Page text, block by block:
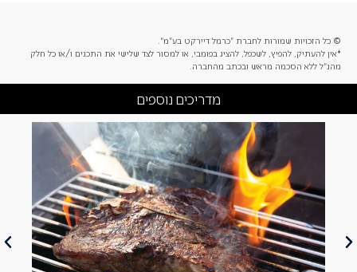
© כל הזכויות שמורות לחברת "כרמל דיירקט בע"מ".
*אין להעתיק, להפיץ, לשכפל, להציג בפומבי, או למסור לצד שלישי את התכנים ו/או כל חלק
מהנ"ל ללא הסכמה מראש ובכתב מהחברה.
מדריכים נוספים